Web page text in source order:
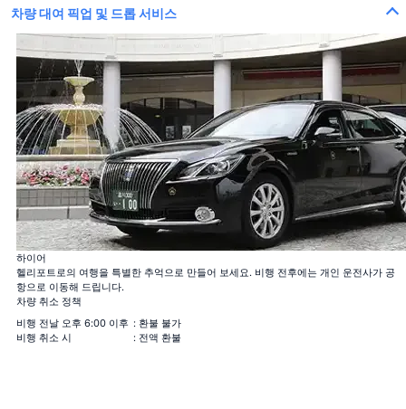
100 송이의 장미 꽃다발
100%의 사랑
12 송이의 장미 꽃다발
결혼해주세요
40 송이의 장미 꽃다발
진실한 사랑
108 송이의 장미 꽃다발
결혼해주세요
99+1 송이의 장미 꽃다발
기내 1송이 + 착륙 후 99송이, 서프라이즈 연출에 사용하세요!
차량 대여 픽업 및 드롭 서비스
하이어
헬리포트로의 여행을 특별한 추억으로 만들어 보세요. 비행 전후에는 개인 운전사가 공
항으로 이동해 드립니다.
차량 취소 정책
비행 전날 오후 6:00 이후 : 환불 불가
비행 취소 시
: 전액 환불